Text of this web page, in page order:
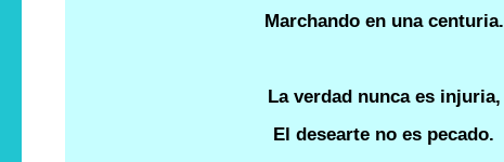
Marchando en una centuria.
La verdad nunca es injuria,
El desearte no es pecado.